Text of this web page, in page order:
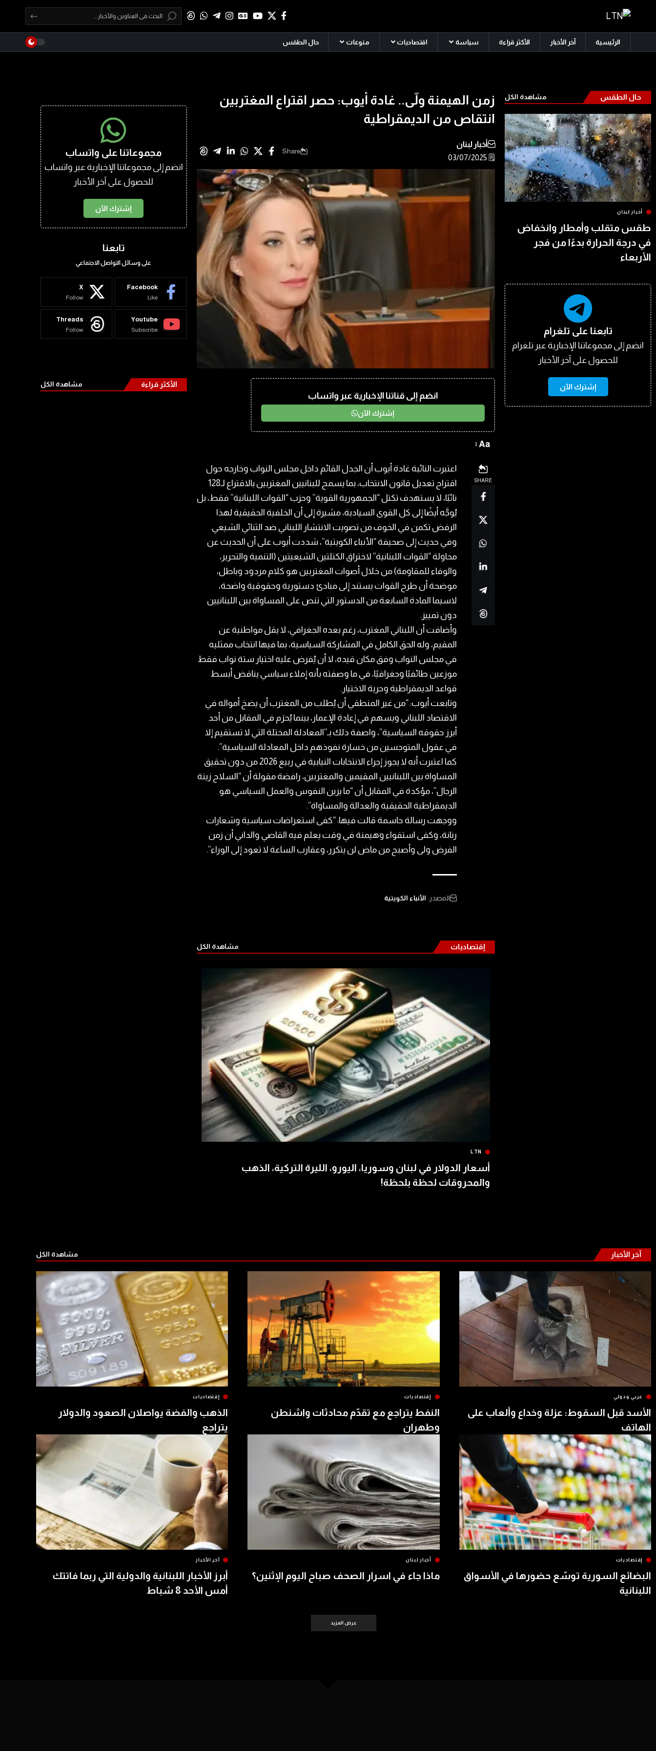
الرئيسية آخر الأخبار الأكثر قراءة سياسة اقتصاديات منوعات حال الطقس
حال الطقس مشاهدة الكل
أخبار لبنان
طقس متقلب وأمطار وانخفاض
في درجة الحرارة بدءًا من فجر
الأربعاء
تابعنا على تلغرام
انضم إلى مجموعاتنا الإخبارية عبر تلغرام
للحصول على آخر الأخبار
إشترك الآن
زمن الهيمنة ولّى.. غادة أيوب: حصر اقتراع المغتربين
انتقاص من الديمقراطية
🗒️ 03/07/2025
أخبار لبنان
Share
انضم إلى قناتنا الإخبارية عبر واتساب
إشترك الآن
Aa
SHARE
اعتبرت النائبة غادة أيوب أن الجدل القائم داخل مجلس النواب وخارجه حول
اقتراح تعديل قانون الانتخاب، بما يسمح للبنانيين المغتربين بالاقتراع لـ128
نائبًا، لا يستهدف تكتل “الجمهورية القوية” وحزب “القوات اللبنانية” فقط، بل
يُوجَّه أيضًا إلى كل القوى السيادية، مشيرة إلى أن الخلفية الحقيقية لهذا
الرفض تكمن في الخوف من تصويت الانتشار اللبناني ضد الثنائي الشيعي.
وفي حديث إلى صحيفة “الأنباء الكويتية”، شددت أيوب على أن الحديث عن
محاولة “القوات اللبنانية” لاختراق الكتلتين الشيعيتين (التنمية والتحرير،
والوفاء للمقاومة) من خلال أصوات المغتربين هو كلام مردود وباطل،
موضحة أن طرح القوات يستند إلى مبادئ دستورية وحقوقية واضحة،
لاسيما المادة السابعة من الدستور التي تنص على المساواة بين اللبنانيين
دون تمييز.
وأضافت أن اللبناني المغترب، رغم بعده الجغرافي، لا يقل مواطنية عن
المقيم، وله الحق الكامل في المشاركة السياسية، بما فيها انتخاب ممثليه
في مجلس النواب وفق مكان قيده، لا أن يُفرض عليه اختيار ستة نواب فقط
موزعين طائفيًا وجغرافيًا، في ما وصفته بأنه إملاء سياسي يناقض أبسط
قواعد الديمقراطية وحرية الاختيار.
وتابعت أيوب: “من غير المنطقي أن يُطلب من المغترب أن يضخ أمواله في
الاقتصاد اللبناني ويسهم في إعادة الإعمار، بينما يُحرَم في المقابل من أحد
أبرز حقوقه السياسية”، واصفة ذلك بـ”المعادلة المختلة التي لا تستقيم إلا
في عقول المتوجسين من خسارة نفوذهم داخل المعادلة السياسية”.
كما اعتبرت أنه لا يجوز إجراء الانتخابات النيابية في ربيع 2026 من دون تحقيق
المساواة بين اللبنانيين المقيمين والمغتربين، رافضة مقولة أن “السلاح زينة
الرجال”، مؤكدة في المقابل أن “ما يزين النفوس والعمل السياسي هو
الديمقراطية الحقيقية والعدالة والمساواة”.
ووجهت رسالة حاسمة قالت فيها: “كفى استعراضات سياسية وشعارات
رنانة، وكفى استقواء وهيمنة في وقت يعلم فيه القاصي والداني أن زمن
الفرض ولى وأصبح من ماض لن يتكرر، وعقارب الساعة لا تعود إلى الوراء”.
المصدر: الأنباء الكويتية
إقتصاديات مشاهدة الكل
LTN
أسعار الدولار في لبنان وسوريا، اليورو، الليرة التركية، الذهب
والمحروقات لحظة بلحظة!
مجموعاتنا على واتساب
انضم إلى مجموعاتنا الإخبارية عبر واتساب
للحصول على آخر الأخبار
إشترك الآن
تابعنا
على وسائل التواصل الاجتماعي
Facebook
Like
X
Follow
Youtube
Subscribe
Threads
Follow
الأكثر قراءة مشاهدة الكل
آخر الأخبار مشاهدة الكل
عربي ودولي
الأسد قبل السقوط: عزلة وخداع وألعاب على
الهاتف
إقتصاديات
النفط يتراجع مع تقدّم محادثات واشنطن
وطهران
إقتصاديات
الذهب والفضة يواصلان الصعود والدولار
يتراجع
إقتصاديات
البضائع السورية توسّع حضورها في الأسواق
اللبنانية
أخبار لبنان
ماذا جاء في اسرار الصحف صباح اليوم الإثنين؟
آخر الأخبار
أبرز الأخبار اللبنانية والدولية التي ربما فاتتك
أمس الأحد 8 شباط
عرض المزيد